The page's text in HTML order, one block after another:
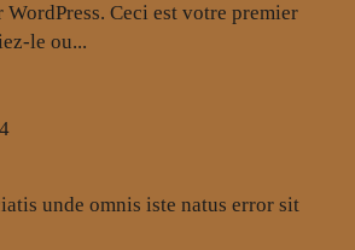
WordPress. Ceci est votre premier
le ou...
unde omnis iste natus error sit